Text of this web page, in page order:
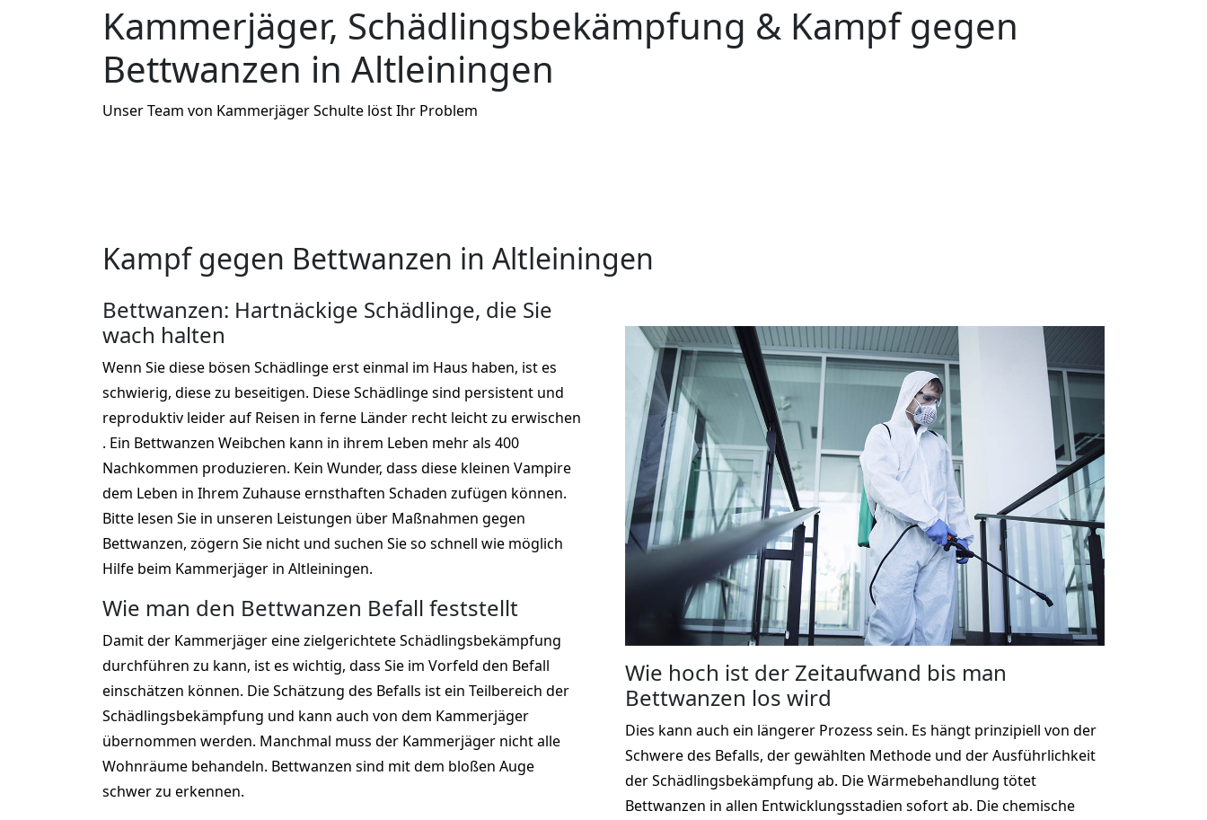
Kammerjäger, Schädlingsbekämpfung & Kampf gegen
Bettwanzen in Altleiningen
Unser Team von Kammerjäger Schulte löst Ihr Problem
Kampf gegen Bettwanzen in Altleiningen
Bettwanzen: Hartnäckige Schädlinge, die Sie
wach halten
Wenn Sie diese bösen Schädlinge erst einmal im Haus haben, ist es
schwierig, diese zu beseitigen. Diese Schädlinge sind persistent und
reproduktiv leider auf Reisen in ferne Länder recht leicht zu erwischen
. Ein Bettwanzen Weibchen kann in ihrem Leben mehr als 400
Nachkommen produzieren. Kein Wunder, dass diese kleinen Vampire
dem Leben in Ihrem Zuhause ernsthaften Schaden zufügen können.
Bitte lesen Sie in unseren Leistungen über Maßnahmen gegen
Bettwanzen, zögern Sie nicht und suchen Sie so schnell wie möglich
Hilfe beim Kammerjäger in Altleiningen.
Wie man den Bettwanzen Befall feststellt
Damit der Kammerjäger eine zielgerichtete Schädlingsbekämpfung
durchführen zu kann, ist es wichtig, dass Sie im Vorfeld den Befall
einschätzen können. Die Schätzung des Befalls ist ein Teilbereich der
Schädlingsbekämpfung und kann auch von dem Kammerjäger
übernommen werden. Manchmal muss der Kammerjäger nicht alle
Wohnräume behandeln. Bettwanzen sind mit dem bloßen Auge
schwer zu erkennen.
Wie hoch ist der Zeitaufwand bis man
Bettwanzen los wird
Dies kann auch ein längerer Prozess sein. Es hängt prinzipiell von der
Schwere des Befalls, der gewählten Methode und der Ausführlichkeit
der Schädlingsbekämpfung ab. Die Wärmebehandlung tötet
Bettwanzen in allen Entwicklungsstadien sofort ab. Die chemische